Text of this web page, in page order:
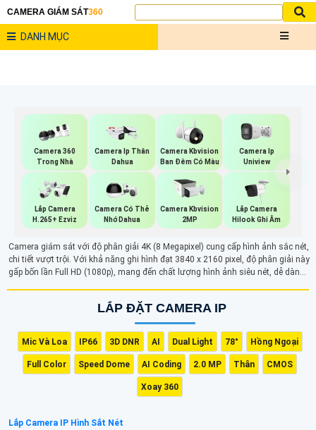
CAMERA GIÁM SÁT360
DANH MỤC
Camera 360
Trong Nhà
Camera Ip Thân
Dahua
Camera Kbvision
Ban Đêm Có Màu
Camera Ip
Uniview
Lắp Camera
H.265+ Ezviz
Camera Có Thẻ
Nhớ Dahua
Camera Kbvision
2MP
Lắp Camera
Hilook Ghi Âm
Camera giám sát với độ phân giải 4K (8 Megapixel) cung cấp hình ảnh sắc nét,
chi tiết vượt trội. Với khả năng ghi hình đạt 3840 x 2160 pixel, độ phân giải này
gấp bốn lần Full HD (1080p), mang đến chất lượng hình ảnh siêu nét, dễ dàng
LẮP ĐẶT CAMERA IP
Mic Và Loa IP66 3D DNR AI Dual Light 78° Hồng Ngoại
Full Color Speed Dome AI Coding 2.0 MP Thân CMOS
Xoay 360
Lắp Camera IP Hình Sắt Nét